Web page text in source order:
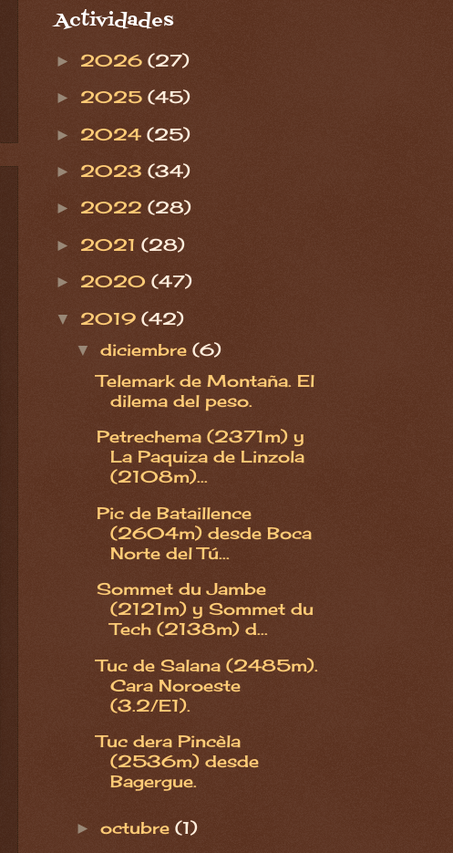
Actividades
► 2026 (27)
► 2025 (45)
► 2024 (25)
► 2023 (34)
► 2022 (28)
► 2021 (28)
► 2020 (47)
▼ 2019 (42)
▼diciembre(6)
Telemark de Montaña. El
dilema del peso.
Petrechema (2371m) y
La Paquiza de Linzola
(2108m)...
Pic de Bataillence
(2604m) desde Boca
Norte del Tú...
Sommet du Jambe
(2121m) y Sommet du
Tech (2138m) d...
Tuc de Salana (2485m).
Cara Noroeste
(3.2/E1).
Tuc dera Pincèla
(2536m) desde
Bagergue.
►octubre(1)